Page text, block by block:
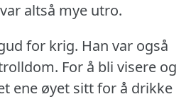
altså mye utro.
for krig. Han var også
For å bli visere og
ene øyet sitt for å drikke